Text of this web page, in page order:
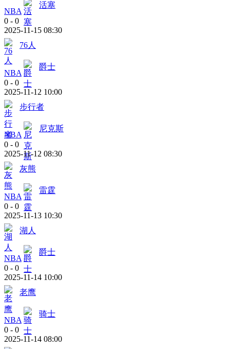
NBA
活塞
0 - 0
2025-11-15 08:30
76人
NBA
爵士
0 - 0
2025-11-12 10:00
步行者
NBA
尼克斯
0 - 0
2025-11-12 08:30
灰熊
NBA
雷霆
0 - 0
2025-11-13 10:30
湖人
NBA
爵士
0 - 0
2025-11-14 10:00
老鹰
NBA
骑士
0 - 0
2025-11-14 08:00